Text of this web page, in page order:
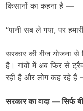
किसानों का कहना है —
“पानी सब ले गया, पर
सरकार की बीज योजना
है। गांवों में अब फिर से
रही है और लोग कह रहे हैं
सरकार का वादा—सिर्फ